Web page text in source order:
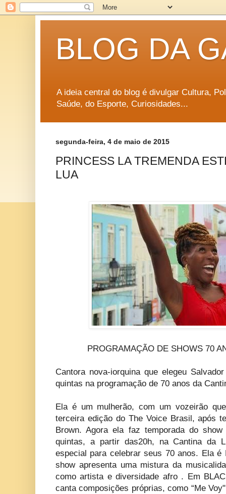
BLOG DA
A ideia central do blog é divulgar Cultura,
Saúde, do Esporte, Curiosidades...
segunda-feira, 4 de maio de 2015
PRINCESS LA TREMENDA
LUA
PROGRAMAÇÃO DE SHOWS 70
Cantora nova-iorquina que elegeu
quintas na programação de 70 anos da
Ela é um mulherão, com um vozeirão
terceira edição do The Voice Brasil, após
Brown. Agora ela faz temporada do show
quintas, a partir das20h, na Cantina da
especial para celebrar seus 70 anos. Ela é
show apresenta uma mistura da
como artista e diversidade afro . Em
canta composições próprias, como “Me